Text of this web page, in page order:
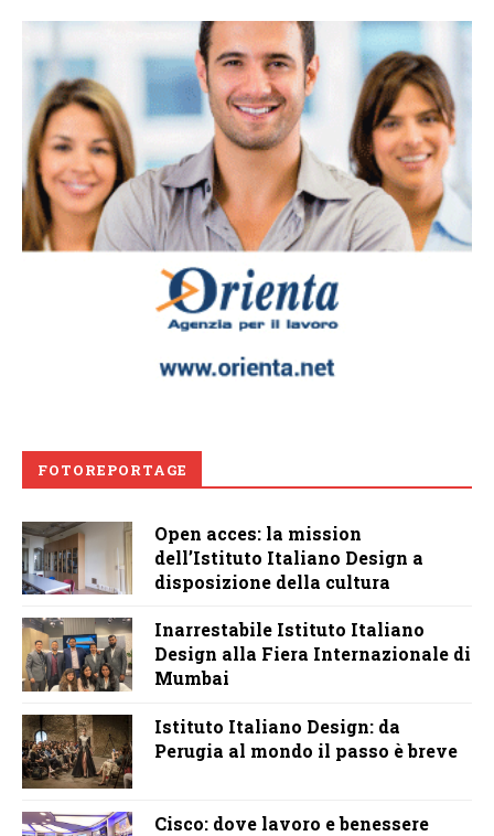
FOTOREPORTAGE
Open acces: la mission
dell’Istituto Italiano Design a
disposizione della cultura
Inarrestabile Istituto Italiano
Design alla Fiera Internazionale di
Mumbai
Istituto Italiano Design: da
Perugia al mondo il passo è breve
Cisco: dove lavoro e benessere